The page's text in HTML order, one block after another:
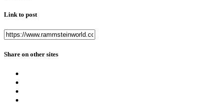
Link to post
Share on other sites